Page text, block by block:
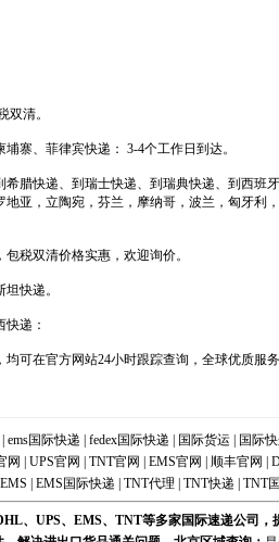
双清。
寨、菲律宾快递： 3-4个工作日到达。
腊快递、到瑞士快递、到瑞典快递、到西班
亚，立陶宛，芬兰，摩纳哥，波兰，匈牙利
税双清价格实惠，欢迎询价。
快递。
递：
可在官方网站24小时跟踪查询，全球优质服
ems国际快递 fedex国际快递 国际货运 国际
网 UPS官网 TNT官网 EMS官网 顺丰官网
EMS EMS国际快递 TNT代理 TNT快递 TNT
、UPS、EMS、TNT等多家国际速递公司，